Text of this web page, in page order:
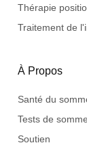
Thérapie
Traitement de
À Propos
Santé du
Tests de
Soutien